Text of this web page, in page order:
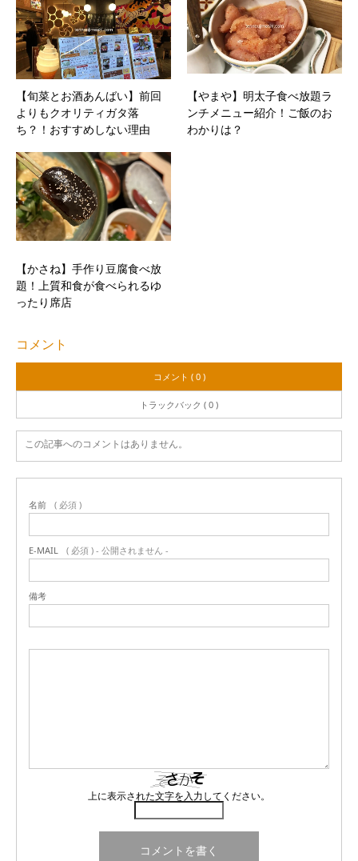
【旬菜とお酒あんばい】前回
よりもクオリティガタ落
ち？！おすすめしない理由
【やまや】明太子食べ放題ラ
ンチメニュー紹介！ご飯のお
わかりは？
【かさね】手作り豆腐食べ放
題！上質和食が食べられるゆ
ったり席店
コメント
コメント ( 0 )
トラックバック ( 0 )
この記事へのコメントはありません。
名前 ( 必須 )
E-MAIL ( 必須 ) - 公開されません -
備考
上に表示された文字を入力してください。